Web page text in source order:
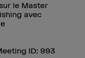
le Master
avec
ID: 993